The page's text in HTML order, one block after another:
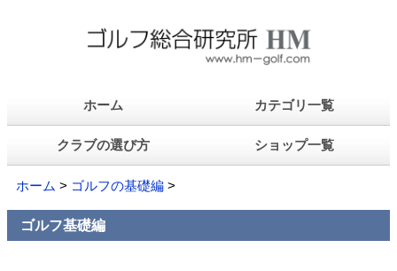
ホーム カテゴリ一覧
クラブの選び方 ショップ一覧
ホーム > ゴルフの基礎編 >
ゴルフ基礎編